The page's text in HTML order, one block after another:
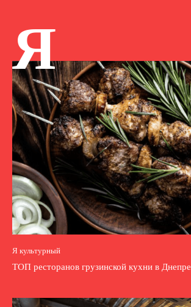
Я
Я культурный
ТОП ресторанов грузинской кухни в Днепре